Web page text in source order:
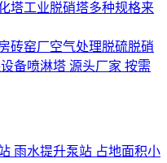
塔工业脱硝塔多种规格来
砖窑厂空气处理脱硫脱硝
备喷淋塔 源头厂家 按需
雨水提升泵站 占地面积小